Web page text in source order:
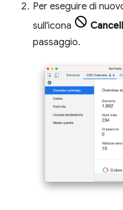
Per eseguire di
sull'icona
passaggio.